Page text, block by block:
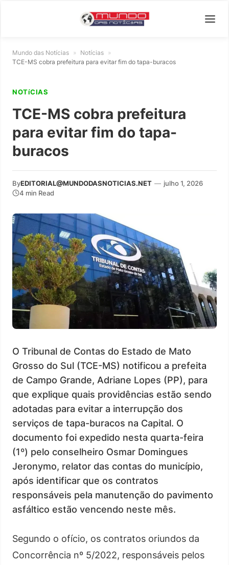
Mundo das Notícias » Notícias »
TCE-MS cobra prefeitura para evitar fim do tapa-buracos
NOTíCIAS
TCE-MS cobra prefeitura
para evitar fim do tapa-
buracos
ByEDITORIAL@MUNDODASNOTICIAS.NET — julho 1, 2026
4 min Read
O Tribunal de Contas do Estado de Mato
Grosso do Sul (TCE-MS) notificou a prefeita
de Campo Grande, Adriane Lopes (PP), para
que explique quais providências estão sendo
adotadas para evitar a interrupção dos
serviços de tapa-buracos na Capital. O
documento foi expedido nesta quarta-feira
(1º) pelo conselheiro Osmar Domingues
Jeronymo, relator das contas do município,
após identificar que os contratos
responsáveis pela manutenção do pavimento
asfáltico estão vencendo neste mês.
Segundo o ofício, os contratos oriundos da
Concorrência nº 5/2022, responsáveis pelos